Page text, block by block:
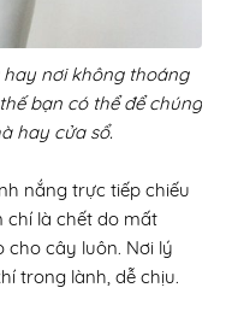
nơi không thoáng
bạn có thể để chúng
hay cửa sổ.
nắng trực tiếp chiếu
chí là chết do mất
cây luôn. Nơi lý
trong lành, dễ chịu.